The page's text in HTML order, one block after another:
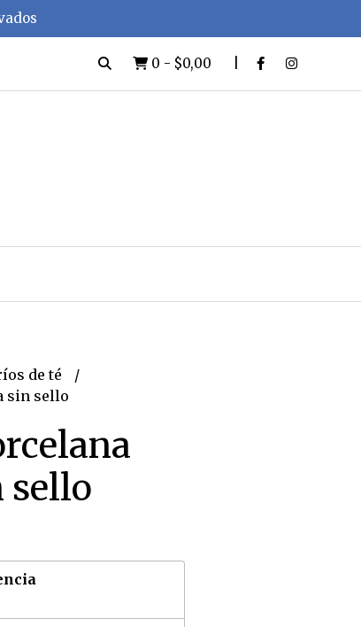
0 - $0,00
de té
sin sello
sello